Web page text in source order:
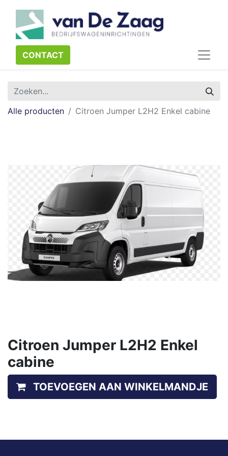
CONTACT​​​​
Alle producten Citroen Jumper L2H2 Enkel cabine
Citroen Jumper L2H2 Enkel
cabine
TOEVOEGEN AAN WINKELMANDJE